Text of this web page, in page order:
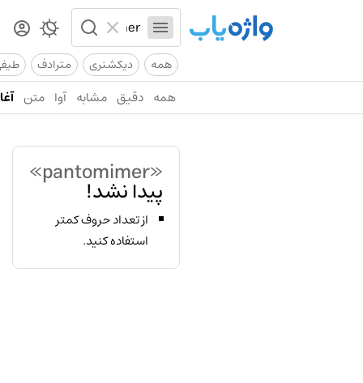
همه دیکشنری مترادف
همه دقیق مشابه آوا متن
«pantomimer»
پیدا نشد!
از تعداد حروف کمتر
استفاده کنید.